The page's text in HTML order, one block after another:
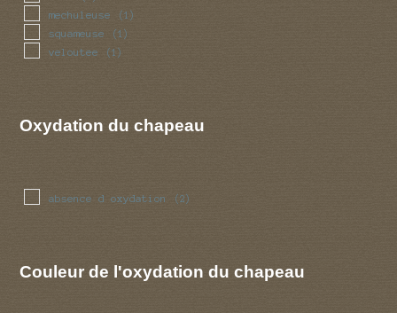
mechuleuse (1)
squameuse (1)
veloutee (1)
Oxydation du chapeau
absence d oxydation (2)
Couleur de l'oxydation du chapeau